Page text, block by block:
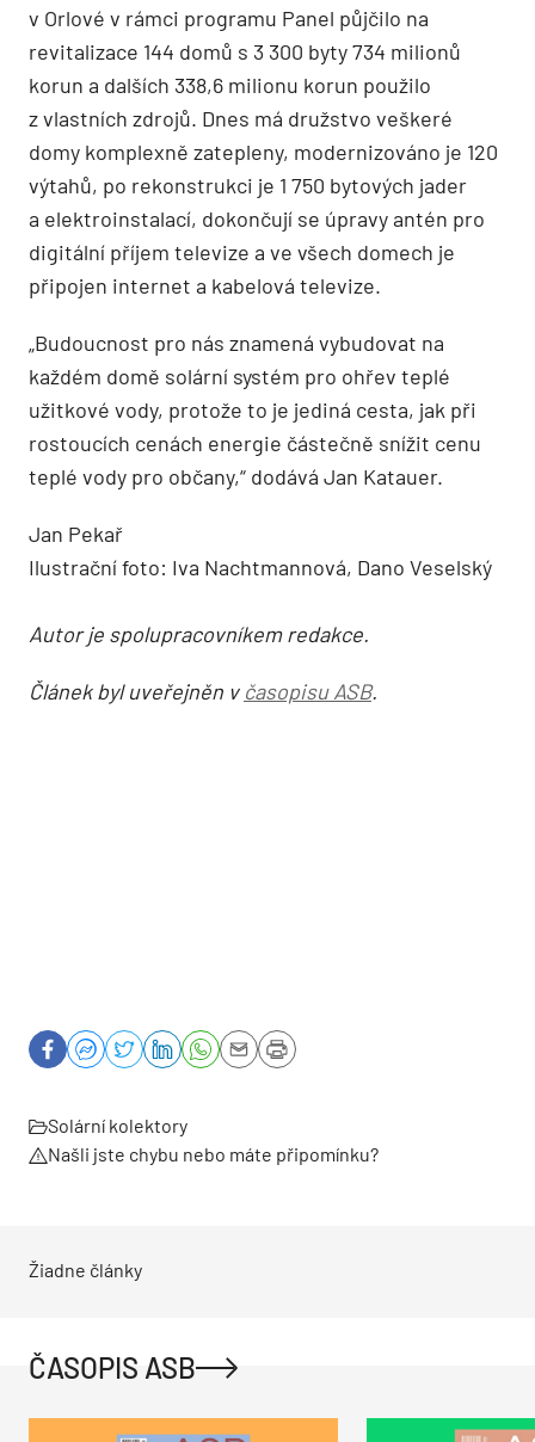
v Orlové v rámci programu Panel půjčilo na
revitalizace 144 domů s 3 300 byty 734 milionů
korun a dalších 338,6 milionu korun použilo
z vlastních zdrojů. Dnes má družstvo veškeré
domy komplexně zatepleny, modernizováno je 120
výtahů, po rekonstrukci je 1 750 bytových jader
a elektroinstalací, dokončují se úpravy antén pro
digitální příjem televize a ve všech domech je
připojen internet a kabelová televize.
„Budoucnost pro nás znamená vybudovat na
každém domě solární systém pro ohřev teplé
užitkové vody, protože to je jediná cesta, jak při
rostoucích cenách energie částečně snížit cenu
teplé vody pro občany,“ dodává Jan Katauer.
Jan Pekař
Ilustrační foto: Iva Nachtmannová, Dano Veselský
Autor je spolupracovníkem redakce.
Článek byl uveřejněn v časopisu ASB.
Solární kolektory
Našli jste chybu nebo máte připomínku?
Žiadne články
ČASOPIS ASB